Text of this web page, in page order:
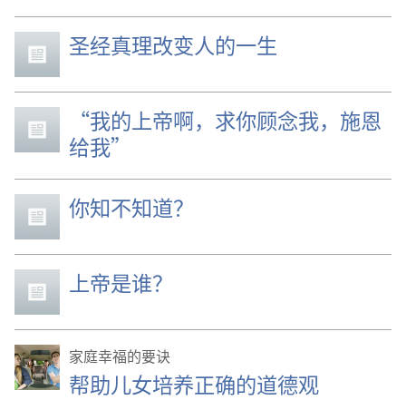
圣经真理改变人的一生
“我的上帝啊，求你顾念我，施恩
给我”
你知不知道？
上帝是谁？
家庭幸福的要诀
帮助儿女培养正确的道德观